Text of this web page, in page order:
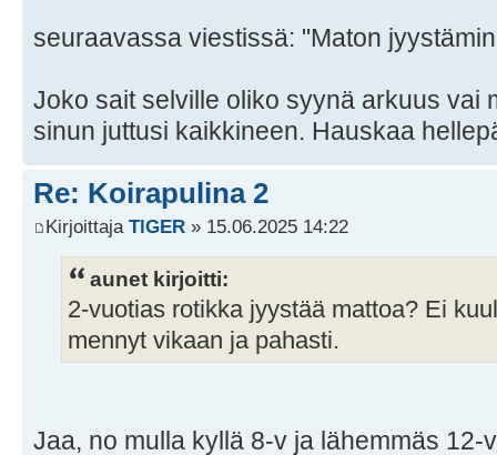
seuraavassa viestissä: "Maton
Joko sait selville oliko syynä arkuus vai
sinun juttusi kaikkineen. Hauskaa
Re: Koirapulina 2
Kirjoittaja TlGER » 15.06.2025 14:22
aunet kirjoitti:
2-vuotias rotikka jyystää mattoa? Ei
mennyt vikaan ja pahasti.
Jaa, no mulla kyllä 8-v ja lähemmäs 12-